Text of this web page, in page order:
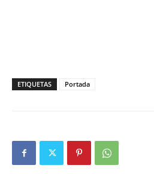
ETIQUETAS Portada